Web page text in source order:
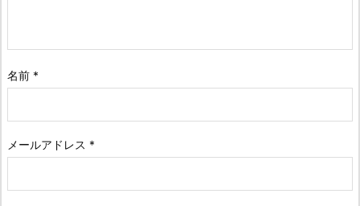
名前 *
メールアドレス *